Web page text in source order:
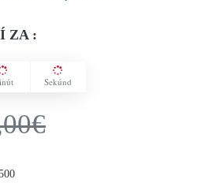
ZA :
Sekúnd